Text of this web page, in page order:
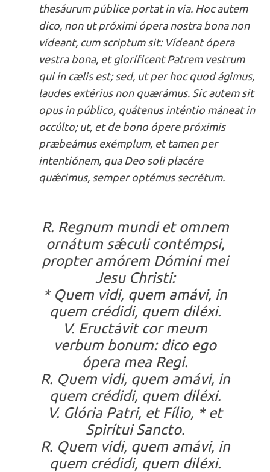
thesáurum públice portat in via. Hoc autem
dico, non ut próximi ópera nostra bona non
vídeant, cum scriptum sit: Vídeant ópera
vestra bona, et gloríficent Patrem vestrum
qui in cælis est; sed, ut per hoc quod ágimus,
laudes extérius non quærámus. Sic autem sit
opus in público, quátenus inténtio máneat in
occúlto; ut, et de bono ópere próximis
præbeámus exémplum, et tamen per
intentiónem, qua Deo soli placére
quǽrimus, semper optémus secrétum.
R. Regnum mundi et omnem
ornátum sǽculi contémpsi,
propter amórem Dómini mei
Jesu Christi:
* Quem vidi, quem amávi, in
quem crédidi, quem diléxi.
V. Eructávit cor meum
verbum bonum: dico ego
ópera mea Regi.
R. Quem vidi, quem amávi, in
quem crédidi, quem diléxi.
V. Glória Patri, et Fílio, * et
Spirítui Sancto.
R. Quem vidi, quem amávi, in
quem crédidi, quem diléxi.